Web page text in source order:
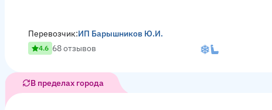
Перевозчик:ИП Барышников Ю.И.
4.6 68 отзывов
В пределах города